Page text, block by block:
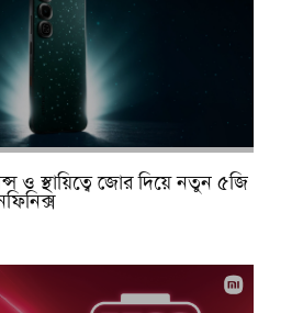
ও স্থায়িত্বে জোর দিয়ে নতুন ৫জি